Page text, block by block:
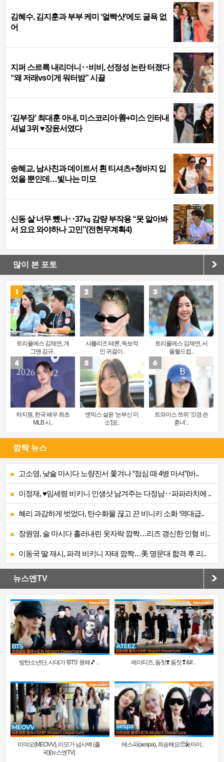
김혜수, 김지훈과 부부 케미 ‘얼빡샷’에도 굴욕 없
어
지퍼 스르륵 내리더니‥비비, 선정성 논란 터졌다
“왜 저래vs이게 워터밤” 시끌
‘김부장’ 최대훈 아내, 미스코리아 善+미스 인터내
셔널 3위 ♥장윤서였다
송혜교, 남사친과 데이트서 흰 티셔츠+청바지 입
었을 뿐인데…빛나는 미모
신동 살 너무 뺐나‥37㎏ 감량 부작용 “못 알아봐
서 요요 와야하나 고민”(전현무계획4)
많이 본 포토
트리플에스 김채연, 개
그맨 김규..
샤를리즈 테론, 독보적
인 귀걸이..
트리플에스 김채연, 서
울월드컵..
하지원, 한국 배우 최초
MLB 시..
엔믹스 설윤 ‘눈부신 미
소’[포..
트와이스 쯔위 ‘갓경 쓴
훈녀’..
깜짝 뉴스
고소영, 낮술 마시다 노량진서 쫓겨나 “점심 때 4병 마셔”(바..
이정재, ♥임세령 비키니 인생샷 남겨주는 다정남‥파파라치에 ..
혜리 과감하게 벗었다, 탄수화물 끊고 끈 비니키 소화 ‘역대급..
장원영, 술 마시다 흘러내린 옷자락 깜짝…리즈 갱신한 인형 비..
이동국 딸 재시, 파격 비키니 자태 깜짝…美 명문대 합격 후 리..
뉴스엔TV
방탄소년단, 시대가 ‘BTS’ 원해🎵 .. 에이티즈, 둠칫❣️ 둠칫❣&#..
미야오(MEOVV), 미모가 넘사벽 (출
국)[뉴스엔TV]
에스파(aespa), 죄송해요🥺🎤마이..